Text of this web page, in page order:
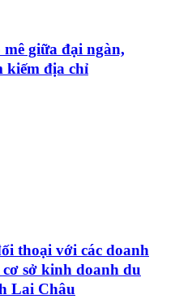
giữa đại ngàn,
kiếm địa chỉ
thoại với các doanh
sở kinh doanh du
Lai Châu